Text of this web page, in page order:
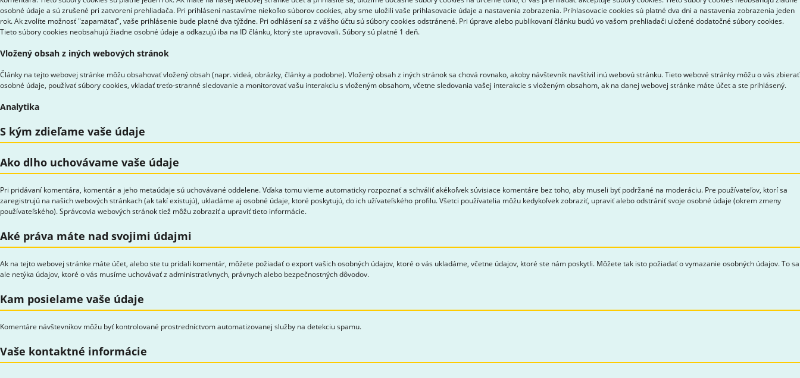
osobné údaje a sú zrušené pri zatvorení prehliadača. Pri prihlásení nastavíme niekoľko súborov cookies, aby sme uložili vaše prihlasovacie údaje a nastavenia zobrazenia. Prihlasovacie cookies sú platné dva dni a nastavenia zobrazenia jeden
rok. Ak zvolíte možnosť "zapamätať", vaše prihlásenie bude platné dva týždne. Pri odhlásení sa z vášho účtu sú súbory cookies odstránené. Pri úprave alebo publikovaní článku budú vo vašom prehliadači uložené dodatočné súbory cookies.
Tieto súbory cookies neobsahujú žiadne osobné údaje a odkazujú iba na ID článku, ktorý ste upravovali. Súbory sú platné 1 deň.
Vložený obsah z iných webových stránok
Články na tejto webovej stránke môžu obsahovať vložený obsah (napr. videá, obrázky, články a podobne). Vložený obsah z iných stránok sa chová rovnako, akoby návštevník navštívil inú webovú stránku. Tieto webové stránky môžu o vás zbierať
osobné údaje, používať súbory cookies, vkladať treťo-stranné sledovanie a monitorovať vašu interakciu s vloženým obsahom, včetne sledovania vašej interakcie s vloženým obsahom, ak na danej webovej stránke máte účet a ste prihlásený.
Analytika
S kým zdieľame vaše údaje
Ako dlho uchovávame vaše údaje
Pri pridávaní komentára, komentár a jeho metaúdaje sú uchovávané oddelene. Vďaka tomu vieme automaticky rozpoznať a schváliť akékoľvek súvisiace komentáre bez toho, aby museli byť podržané na moderáciu. Pre používateľov, ktorí sa
zaregistrujú na našich webových stránkach (ak takí existujú), ukladáme aj osobné údaje, ktoré poskytujú, do ich užívateľského profilu. Všetci používatelia môžu kedykoľvek zobraziť, upraviť alebo odstrániť svoje osobné údaje (okrem zmeny
používateľského). Správcovia webových stránok tiež môžu zobraziť a upraviť tieto informácie.
Aké práva máte nad svojimi údajmi
Ak na tejto webovej stránke máte účet, alebo ste tu pridali komentár, môžete požiadať o export vašich osobných údajov, ktoré o vás ukladáme, včetne údajov, ktoré ste nám poskytli. Môžete tak isto požiadať o vymazanie osobných údajov. To sa
ale netýka údajov, ktoré o vás musíme uchovávať z administratívnych, právnych alebo bezpečnostných dôvodov.
Kam posielame vaše údaje
Komentáre návštevníkov môžu byť kontrolované prostredníctvom automatizovanej služby na detekciu spamu.
Vaše kontaktné informácie